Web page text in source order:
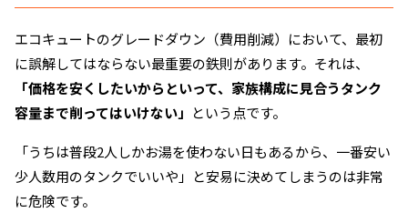
エコキュートのグレードダウン（費用削減）において、最初
に誤解してはならない最重要の鉄則があります。それは、
「価格を安くしたいからといって、家族構成に見合うタンク
容量まで削ってはいけない」 という点です。
「うちは普段2人しかお湯を使わない日もあるから、一番安い
少人数用のタンクでいいや」と安易に決めてしまうのは非常
に危険です。